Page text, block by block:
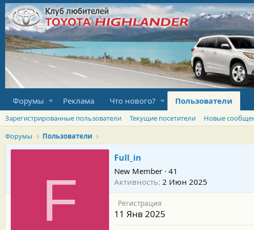
Форумы Реклама Что нового? Пользователи
Зарегистрированные пользователи Текущие посетители Новые
Форумы
Пользователи
F
Full_in
New Member · 41
Активность 2 Июн 2025
Регистрация
11 Янв 2025